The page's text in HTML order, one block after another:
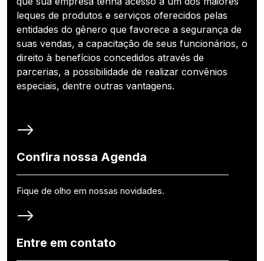
leques de produtos e serviços oferecidos pelas
entidades do gênero que favorece a segurança de
suas vendas, a capacitação de seus funcionários, o
direito à benefícios concedidos através de
parcerias, a possibilidade de realizar convênios
especiais, dentre outras vantagens.
Confira nossa Agenda
Fique de olho em nossas novidades.
Entre em contato